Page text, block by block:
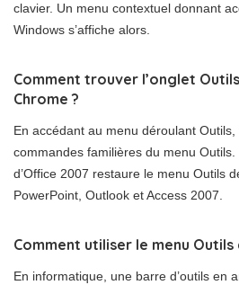
clavier. Un menu contextuel donnant
Windows s’affiche alors.
Comment trouver l’onglet
Chrome ?
En accédant au menu déroulant
commandes familières du menu
d’Office 2007 restaure le menu Outils
PowerPoint, Outlook et Access 2007.
Comment utiliser le menu Outils
En informatique, une barre d’outils en